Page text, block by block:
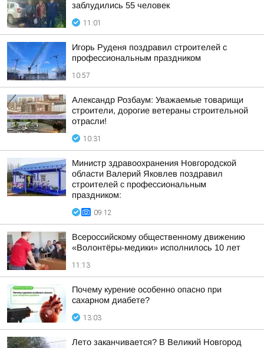
заблудились 55 человек
11:01
Игорь Руденя поздравил строителей с
профессиональным праздником
10:57
Александр Розбаум: Уважаемые товарищи
строители, дорогие ветераны строительной
отрасли!
10:31
Министр здравоохранения Новгородской
области Валерий Яковлев поздравил
строителей с профессиональным
праздником:
09:12
Всероссийскому общественному движению
«Волонтёры-медики» исполнилось 10 лет
11:13
Почему курение особенно опасно при
сахарном диабете?
13:03
Лето заканчивается? В Великий Новгород